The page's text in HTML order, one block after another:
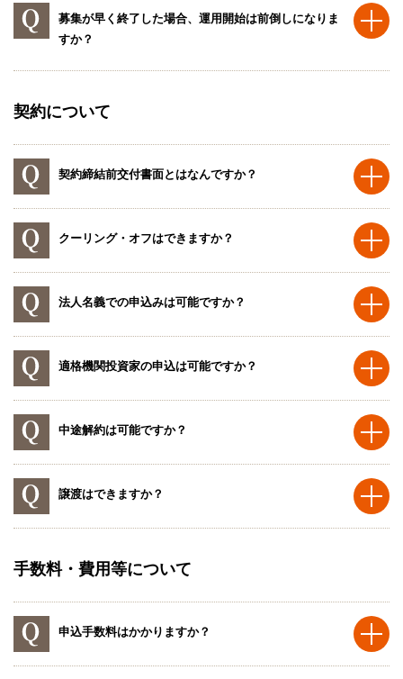
募集が早く終了した場合、運用開始は前倒しになりま
すか？
契約について
契約締結前交付書面とはなんですか？
クーリング・オフはできますか？
法人名義での申込みは可能ですか？
適格機関投資家の申込は可能ですか？
中途解約は可能ですか？
譲渡はできますか？
手数料・費用等について
申込手数料はかかりますか？